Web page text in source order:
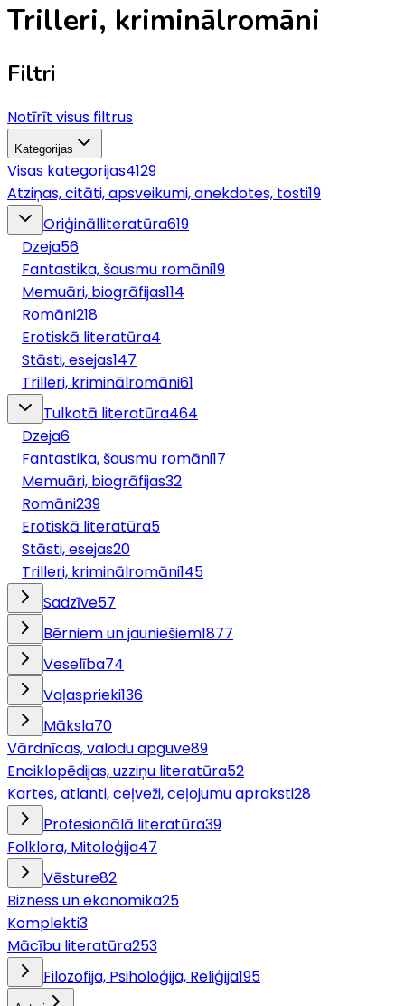
Trilleri, kriminālromāni
Filtri
Notīrīt visus filtrus
Kategorijas
Visas kategorijas4129
Atziņas, citāti, apsveikumi, anekdotes, tosti19
Oriģinālliteratūra619
Dzeja56
Fantastika, šausmu romāni19
Memuāri, biogrāfijas114
Romāni218
Erotiskā literatūra4
Stāsti, esejas147
Trilleri, kriminālromāni61
Tulkotā literatūra464
Dzeja6
Fantastika, šausmu romāni17
Memuāri, biogrāfijas32
Romāni239
Erotiskā literatūra5
Stāsti, esejas20
Trilleri, kriminālromāni145
Sadzīve57
Bērniem un jauniešiem1877
Veselība74
Vaļasprieki136
Māksla70
Vārdnīcas, valodu apguve89
Enciklopēdijas, uzziņu literatūra52
Kartes, atlanti, ceļveži, ceļojumu apraksti28
Profesionālā literatūra39
Folklora, Mitoloģija47
Vēsture82
Bizness un ekonomika25
Komplekti3
Mācību literatūra253
Filozofija, Psiholoģija, Reliģija195